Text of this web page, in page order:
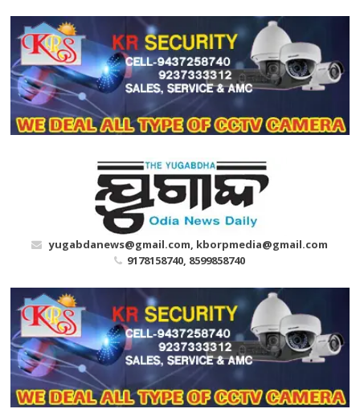
content
yugabdanews@gmail.com, kborpmedia@gmail.com
9178158740, 8599858740